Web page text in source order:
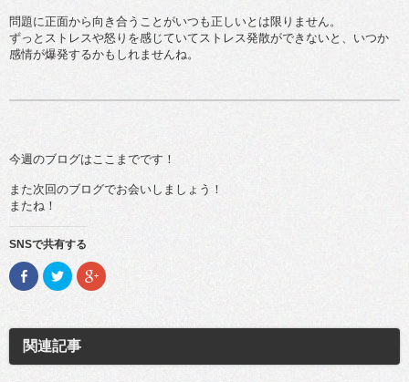
問題に正面から向き合うことがいつも正しいとは限りません。
ずっとストレスや怒りを感じていてストレス発散ができないと、いつか
感情が爆発するかもしれませんね。
今週のブログはここまでです！
また次回のブログでお会いしましょう！
またね！
SNSで共有する
F
a
o
o
k
で
ク
リ
て
T
w
i
ク
リ
て
o
関連記事